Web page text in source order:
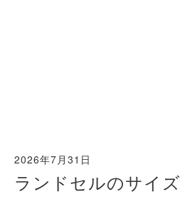
2026年7月31日
ランドセルのサイ